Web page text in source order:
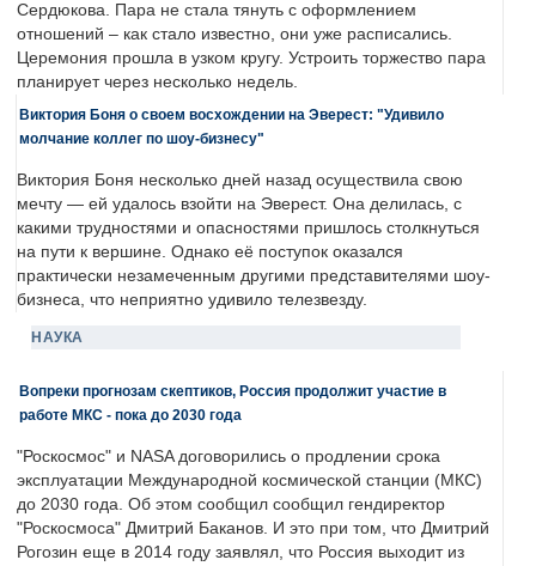
Сердюкова. Пара не стала тянуть с оформлением
отношений – как стало известно, они уже расписались.
Церемония прошла в узком кругу. Устроить торжество пара
планирует через несколько недель.
Виктория Боня о своем восхождении на Эверест: "Удивило
молчание коллег по шоу-бизнесу"
Виктория Боня несколько дней назад осуществила свою
мечту — ей удалось взойти на Эверест. Она делилась, с
какими трудностями и опасностями пришлось столкнуться
на пути к вершине. Однако её поступок оказался
практически незамеченным другими представителями шоу-
бизнеса, что неприятно удивило телезвезду.
НАУКА
Вопреки прогнозам скептиков, Россия продолжит участие в
работе МКС - пока до 2030 года
"Роскосмос" и NASA договорились о продлении срока
эксплуатации Международной космической станции (МКС)
до 2030 года. Об этом сообщил сообщил гендиректор
"Роскосмоса" Дмитрий Баканов. И это при том, что Дмитрий
Рогозин еще в 2014 году заявлял, что Россия выходит из